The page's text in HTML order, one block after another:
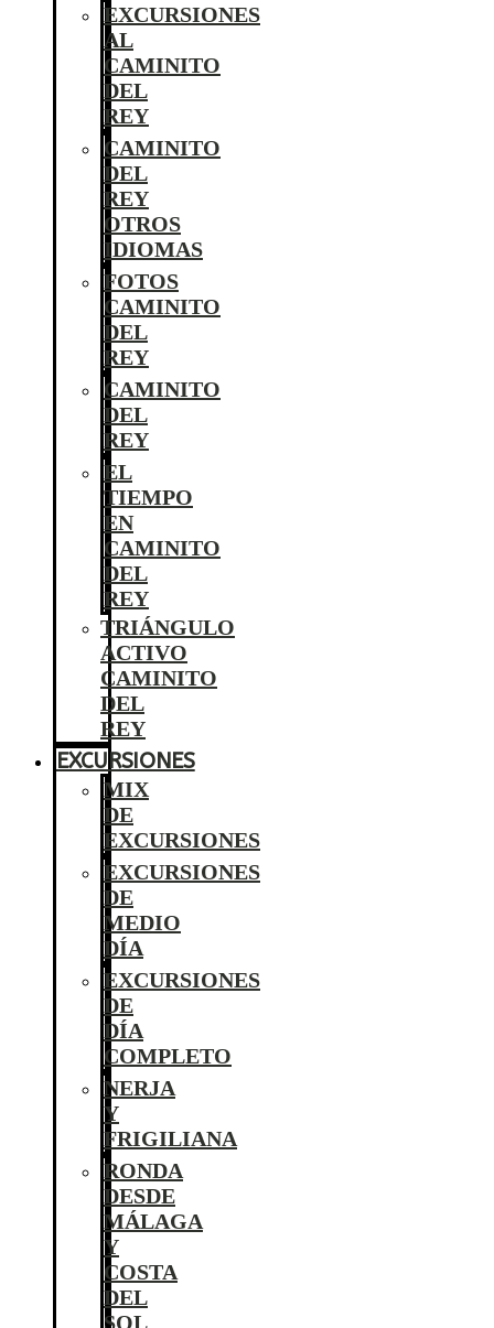
EXCURSIONES
AL
CAMINITO
DEL
REY
CAMINITO
DEL
REY
OTROS
IDIOMAS
FOTOS
CAMINITO
DEL
REY
CAMINITO
DEL
REY
EL
TIEMPO
EN
CAMINITO
DEL
REY
TRIÁNGULO
ACTIVO
CAMINITO
DEL
REY
EXCURSIONES
MIX
DE
EXCURSIONES
EXCURSIONES
DE
MEDIO
DÍA
EXCURSIONES
DE
DÍA
COMPLETO
NERJA
Y
FRIGILIANA
RONDA
DESDE
MÁLAGA
Y
COSTA
DEL
SOL